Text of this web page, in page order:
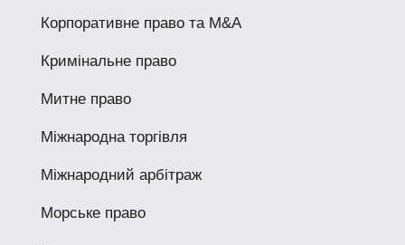
Корпоративне право та M&A
Кримінальне право
Митне право
Міжнародна торгівля
Міжнародний арбітраж
Морське право